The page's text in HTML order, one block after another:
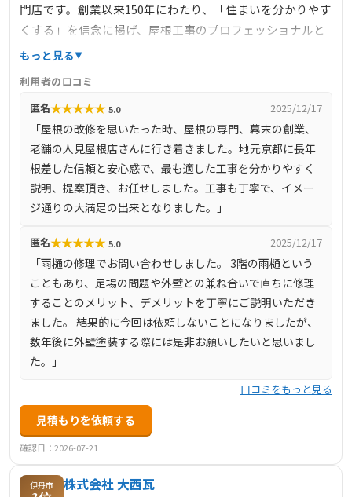
門店です。創業以来150年にわたり、「住まいを分かりやす
くする」を信念に掲げ、屋根工事のプロフェッショナルと
してお客様に寄り添ったサービスを提供しています。大阪
海地方で、雨漏り修理、屋根リフォーム（葺き替え）、カ
バー工法、雨樋の修理、屋根塗装など、多岐にわたる屋根
工事を手掛けています。特に、ドローンを活用した屋根の
撮影により、施工前後の状況をお客様に分かりやすく説明
する取り組みを行っています。さらに、JA全農や各種福利
厚生団体との提携実績もあり、その信頼性と実績は高く評
価されています。
もっと見る
利用者の口コミ
匿名★★★★★ 5.0 2025/12/17
「屋根の改修を思いたった時、屋根の専門、幕末の創業、
老舗の人見屋根店さんに行き着きました。地元京都に長年
根差した信頼と安心感で、最も適した工事を分かりやすく
説明、提案頂き、お任せしました。工事も丁寧で、イメー
ジ通りの大満足の出来となりました。」
匿名★★★★★ 5.0 2025/12/17
「雨樋の修理でお問い合わせしました。 3階の雨樋という
こともあり、足場の問題や外壁との兼ね合いで直ちに修理
することのメリット、デメリットを丁寧にご説明いただき
ました。 結果的に今回は依頼しないことになりましたが、
数年後に外壁塗装する際には是非お願いしたいと思いまし
た。」
口コミをもっと見る
見積もりを依頼する
確認日：2026-07-21
伊丹市 株式会社 大西瓦